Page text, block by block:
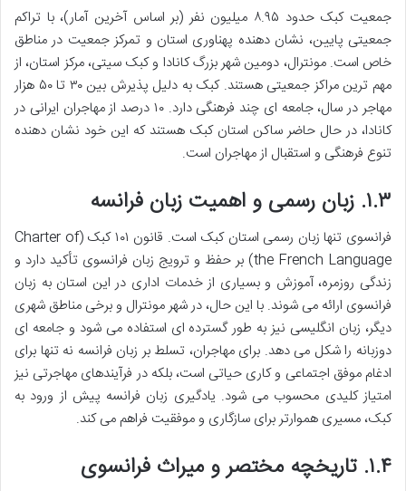
جمعیت کبک حدود ۸.۹۵ میلیون نفر (بر اساس آخرین آمار)، با تراکم
جمعیتی پایین، نشان دهنده پهناوری استان و تمرکز جمعیت در مناطق
خاص است. مونترال، دومین شهر بزرگ کانادا و کبک سیتی، مرکز استان، از
مهم ترین مراکز جمعیتی هستند. کبک به دلیل پذیرش بین ۳۰ تا ۵۰ هزار
مهاجر در سال، جامعه ای چند فرهنگی دارد. ۱۰ درصد از مهاجران ایرانی در
کانادا، در حال حاضر ساکن استان کبک هستند که این خود نشان دهنده
تنوع فرهنگی و استقبال از مهاجران است.
۱.۳. زبان رسمی و اهمیت زبان فرانسه
فرانسوی تنها زبان رسمی استان کبک است. قانون ۱۰۱ کبک (Charter of
the French Language) بر حفظ و ترویج زبان فرانسوی تأکید دارد و
زندگی روزمره، آموزش و بسیاری از خدمات اداری در این استان به زبان
فرانسوی ارائه می شوند. با این حال، در شهر مونترال و برخی مناطق شهری
دیگر، زبان انگلیسی نیز به طور گسترده ای استفاده می شود و جامعه ای
دوزبانه را شکل می دهد. برای مهاجران، تسلط بر زبان فرانسه نه تنها برای
ادغام موفق اجتماعی و کاری حیاتی است، بلکه در فرآیندهای مهاجرتی نیز
امتیاز کلیدی محسوب می شود. یادگیری زبان فرانسه پیش از ورود به
کبک، مسیری هموارتر برای سازگاری و موفقیت فراهم می کند.
۱.۴. تاریخچه مختصر و میراث فرانسوی